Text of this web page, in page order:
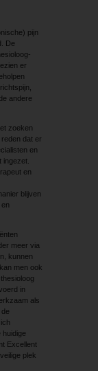
pijn
De
er
andere
zoeken
dat er
en
en
blijven
meer via
kunnen
men ook
in
als
huidige
Excellent
plek